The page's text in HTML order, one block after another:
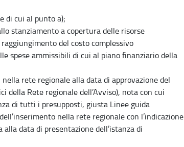
di cui al punto a);
stanziamento a copertura delle risorse
del costo complessivo
spese ammissibili di cui al piano finanziario della
rete regionale alla data di approvazione del
Rete regionale dell’Avviso), nota con cui
di tutti i presupposti, giusta Linee guida
nella rete regionale con l’indicazione
data di presentazione dell’istanza di